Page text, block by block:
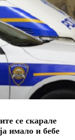
се скарале
имало и бебе